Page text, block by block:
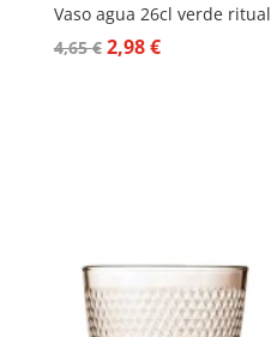
Vaso agua 26cl verde ritual
4,65€ El
2,98€El